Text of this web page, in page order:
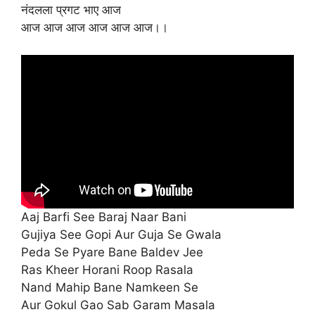
नंदलला प्रगट भाए आज
आज आज आज आज आज आज।।
Aaj Barfi See Baraj Naar Bani
Gujiya See Gopi Aur Guja Se Gwala
Peda Se Pyare Bane Baldev Jee
Ras Kheer Horani Roop Rasala
Nand Mahip Bane Namkeen Se
Aur Gokul Gao Sab Garam Masala